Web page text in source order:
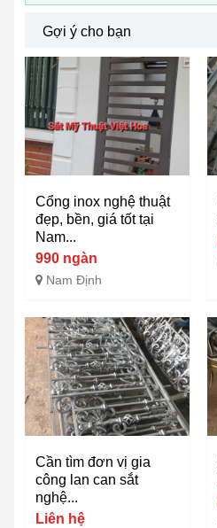
Gợi ý cho bạn
Cổng inox nghệ thuật
đẹp, bền, giá tốt tại
Nam...
990 ngàn
Nam Định
Cần tìm đơn vị gia
công lan can sắt
nghệ...
Liên hệ